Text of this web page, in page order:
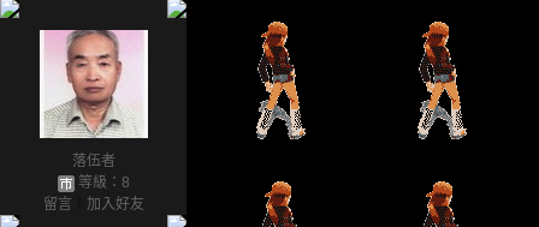
落伍者
等級：8
留言
加入好友